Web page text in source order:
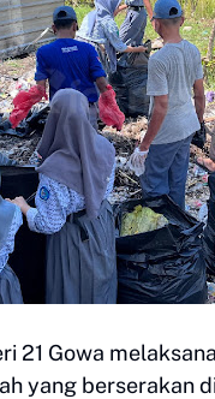
21 Gowa
yang berserakan